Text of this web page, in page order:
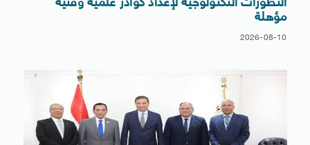
التطورات التكنولوجية لإعداد كوادر علمية وفنية
مؤهلة
2026-08-10